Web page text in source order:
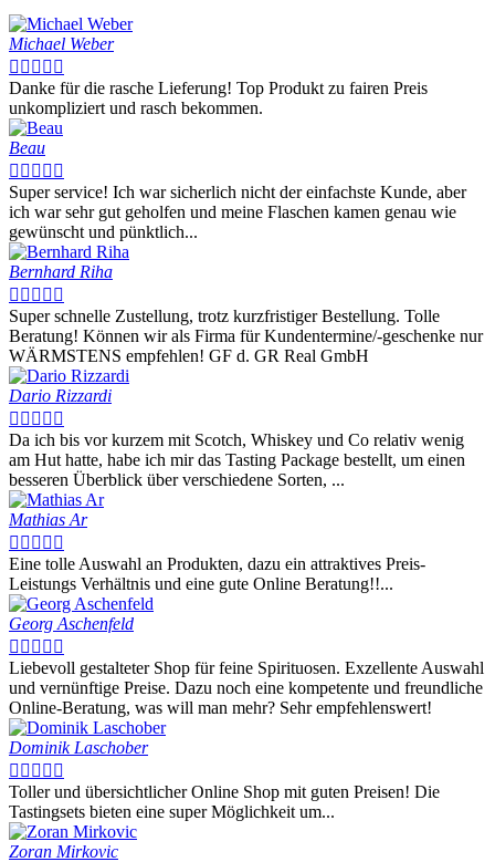
Michael Weber
    
Danke für die rasche Lieferung! Top Produkt zu fairen Preis
unkompliziert und rasch bekommen.
Beau
    
Super service! Ich war sicherlich nicht der einfachste Kunde, aber
ich war sehr gut geholfen und meine Flaschen kamen genau wie
gewünscht und pünktlich...
Bernhard Riha
    
Super schnelle Zustellung, trotz kurzfristiger Bestellung. Tolle
Beratung! Können wir als Firma für Kundentermine/-geschenke nur
WÄRMSTENS empfehlen! GF d. GR Real GmbH
Dario Rizzardi
    
Da ich bis vor kurzem mit Scotch, Whiskey und Co relativ wenig
am Hut hatte, habe ich mir das Tasting Package bestellt, um einen
besseren Überblick über verschiedene Sorten, ...
Mathias Ar
    
Eine tolle Auswahl an Produkten, dazu ein attraktives Preis-
Leistungs Verhältnis und eine gute Online Beratung!!...
Georg Aschenfeld
    
Liebevoll gestalteter Shop für feine Spirituosen. Exzellente Auswahl
und vernünftige Preise. Dazu noch eine kompetente und freundliche
Online-Beratung, was will man mehr? Sehr empfehlenswert!
Dominik Laschober
    
Toller und übersichtlicher Online Shop mit guten Preisen! Die
Tastingsets bieten eine super Möglichkeit um...
Zoran Mirkovic